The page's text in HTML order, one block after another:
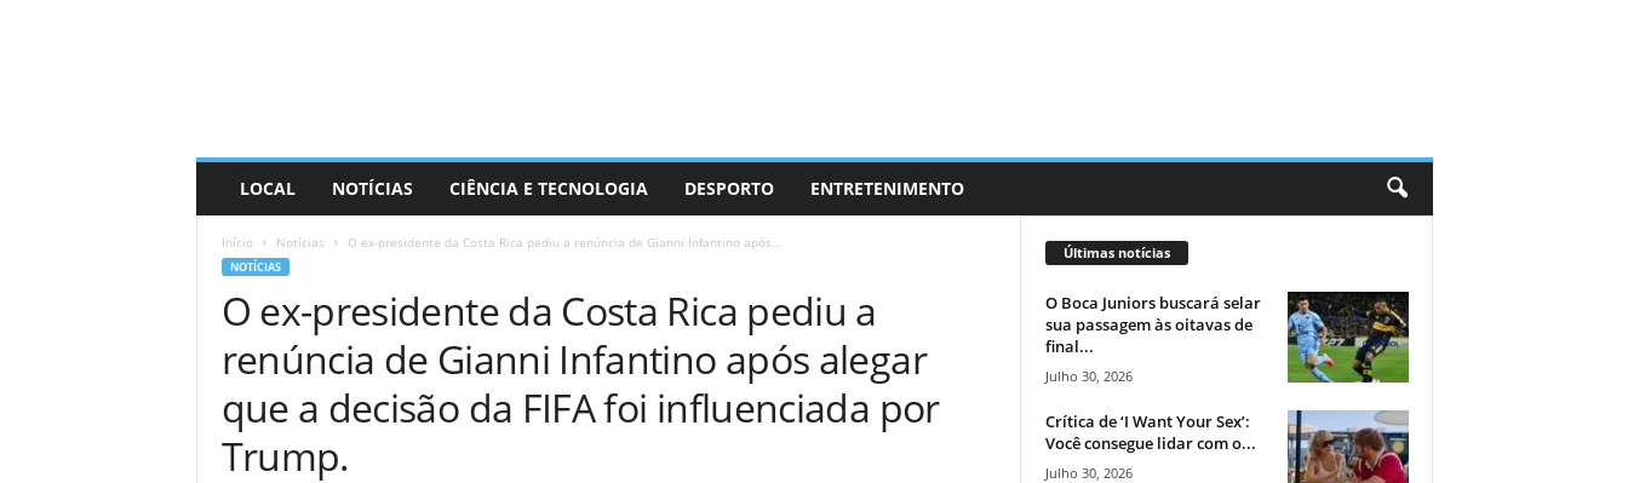
LOCAL NOTÍCIAS CIÊNCIA E TECNOLOGIA DESPORTO ENTRETENIMENTO
Início Notícias O ex-presidente da Costa Rica pediu a renúncia de Gianni Infantino após...
NOTÍCIAS
O ex-presidente da Costa Rica pediu a
renúncia de Gianni Infantino após alegar
que a decisão da FIFA foi influenciada por
Trump.
Últimas notícias
O Boca Juniors buscará selar
sua passagem às oitavas de
final...
Julho 30, 2026
Crítica de ‘I Want Your Sex’:
Você consegue lidar com o...
Julho 30, 2026